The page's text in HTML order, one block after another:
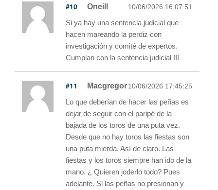
#10 Oneill 10/06/2026 16:07:51
Si ya hay una sentencia judicial que
hacen mareando la perdiz con
investigación y comité de expertos.
Cumplan con la sentencia judicial !!!
#11 Macgregor10/06/2026 17:45:25
Lo que deberían de hacer las peñas es
dejar de seguir con el paripé de la
bajada de los toros de una puta vez.
Desde que no hay toros las fiestas son
una puta mierda. Así de claro. Las
fiestas y los toros siempre han ido de la
mano. ¿ Quieren joderlo todo? Pues
adelante. Si las peñas no presionan y